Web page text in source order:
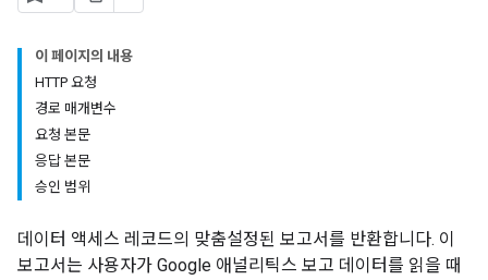
이 페이지의 내용
HTTP 요청
경로 매개변수
요청 본문
응답 본문
승인 범위
데이터 액세스 레코드의 맞춤설정된 보고서를 반환합니다. 이
보고서는 사용자가 Google 애널리틱스 보고 데이터를 읽을 때